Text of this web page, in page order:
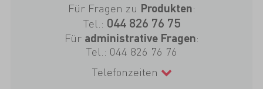
Für Fragen zu Produkten:
Tel.: 044 826 76 75
Für administrative Fragen:
Tel.: 044 826 76 76
Telefonzeiten